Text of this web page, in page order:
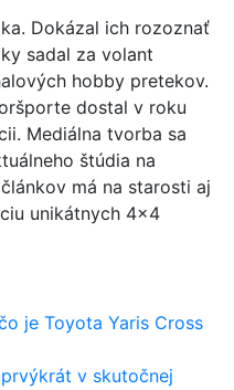
Dokázal ich rozoznať
sadal za volant
hobby pretekov.
dostal v roku
Mediálna tvorba sa
štúdia na
má na starosti aj
unikátnych 4x4
je Toyota Yaris Cross
v skutočnej